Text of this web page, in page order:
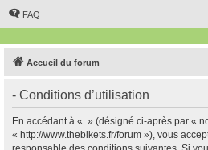
FAQ
Accueil du forum
- Conditions d’utilisation
En accédant à « » (désigné ci-après par «
« http://www.thebikets.fr/forum »), vous